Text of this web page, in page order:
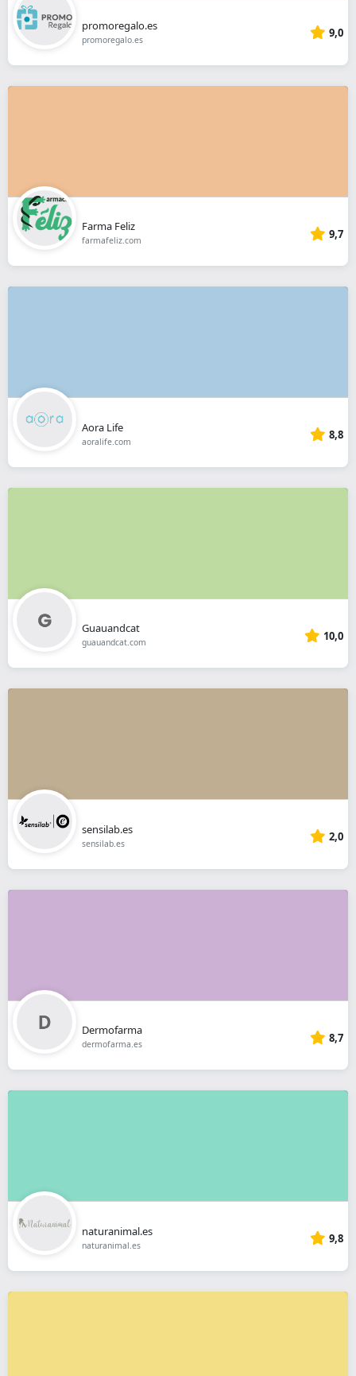
promoregalo.es
promoregalo.es 9,0
Farma Feliz
farmafeliz.com 9,7
Aora Life
aoralife.com 8,8
Guauandcat
guauandcat.com 10,0
sensilab.es
sensilab.es 2,0
Dermofarma
dermofarma.es 8,7
naturanimal.es
naturanimal.es 9,8